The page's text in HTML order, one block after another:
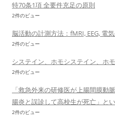
特70条1項 全要件充足の原則
2件のビュー
脳活動の計測方法：fMRI, EEG, 電
2件のビュー
システイン、ホモシステイン、ホ
2件のビュー
「救急外来の研修医が上腸間膜動
腸炎と誤診して高校生が死亡」と
2件のビュー